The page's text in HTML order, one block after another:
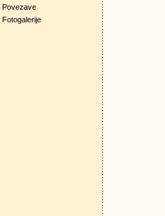
Povezave
Fotogalerije